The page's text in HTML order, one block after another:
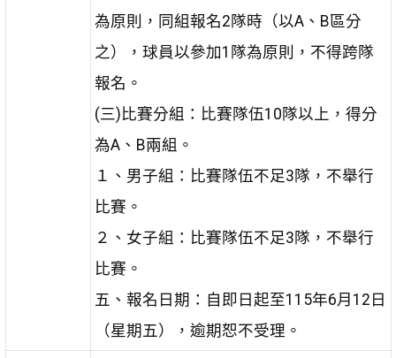
為原則，同組報名2隊時（以A、B區分
之），球員以參加1隊為原則，不得跨隊
報名。
(三)比賽分組：比賽隊伍10隊以上，得分
為A、B兩組。
１、男子組：比賽隊伍不足3隊，不舉行
比賽。
２、女子組：比賽隊伍不足3隊，不舉行
比賽。
五、報名日期：自即日起至115年6月12日
（星期五），逾期恕不受理。